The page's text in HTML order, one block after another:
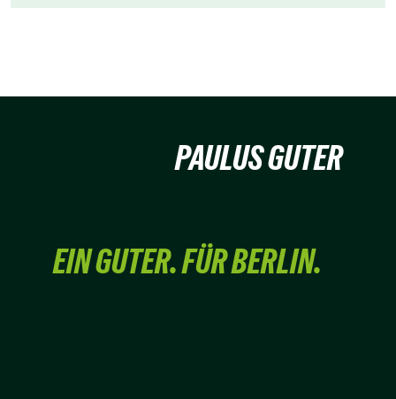
PAULUS GUTER
EIN GUTER. FÜR BERLIN.